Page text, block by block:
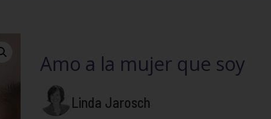
Amo a la mujer que soy
Linda Jarosch